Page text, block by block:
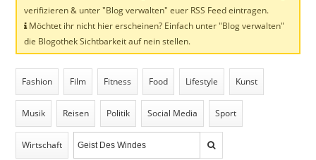
verifizieren & unter "Blog verwalten" euer RSS Feed eintragen.
Möchtet ihr nicht hier erscheinen? Einfach unter "Blog verwalten"
die Blogothek Sichtbarkeit auf nein stellen.
Fashion Film Fitness Food Lifestyle Kunst
Musik Reisen Politik Social Media Sport
Wirtschaft